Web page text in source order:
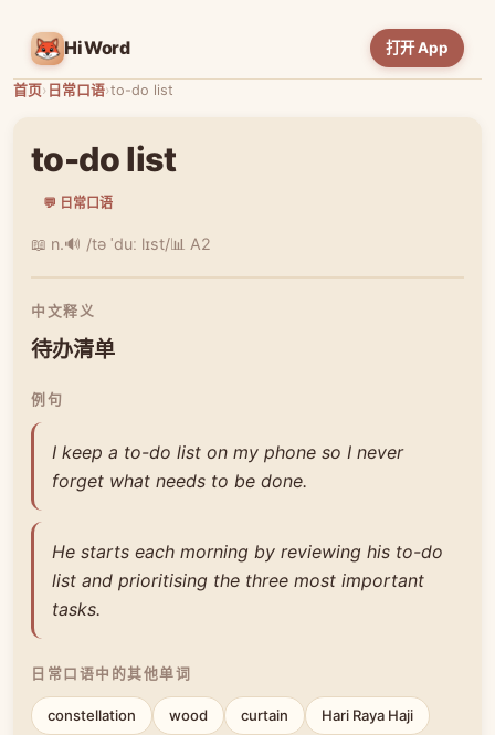
HiWord 打开 App
首页› 日常口语›to-do list
to-do list
💬 日常口语
📖 n.🔊 /tə ˈduː lɪst/📊 A2
中文释义
待办清单
例句
I keep a to-do list on my phone so I never
forget what needs to be done.
He starts each morning by reviewing his to-do
list and prioritising the three most important
tasks.
日常口语中的其他单词
constellation wood curtain Hari Raya Haji